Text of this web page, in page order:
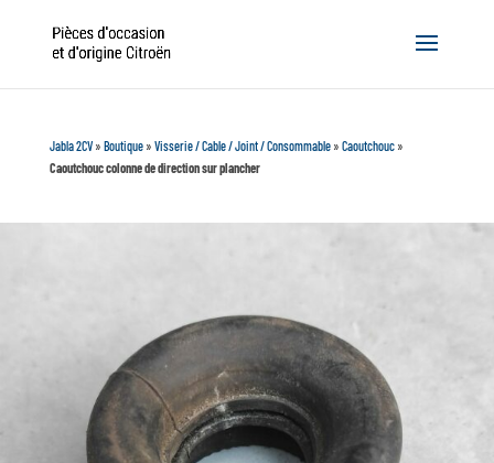
Jabla 2CV» Boutique» Visserie / Cable / Joint / Consommable» Caoutchouc»
Caoutchouc colonne de direction sur plancher